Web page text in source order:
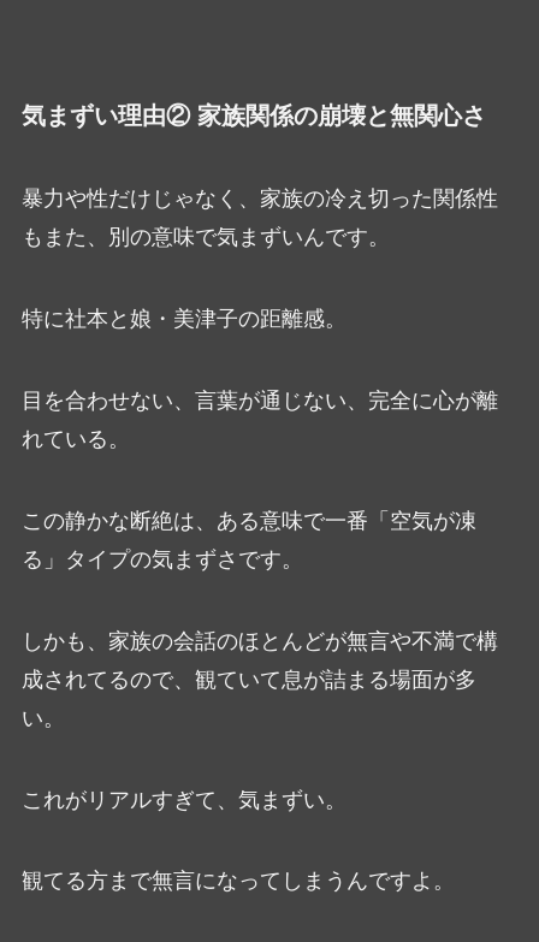
気まずい理由② 家族関係の崩壊と無関心さ
暴力や性だけじゃなく、家族の冷え切った関係性
もまた、別の意味で気まずいんです。
特に社本と娘・美津子の距離感。
目を合わせない、言葉が通じない、完全に心が離
れている。
この静かな断絶は、ある意味で一番「空気が凍
る」タイプの気まずさです。
しかも、家族の会話のほとんどが無言や不満で構
成されてるので、観ていて息が詰まる場面が多
い。
これがリアルすぎて、気まずい。
観てる方まで無言になってしまうんですよ。